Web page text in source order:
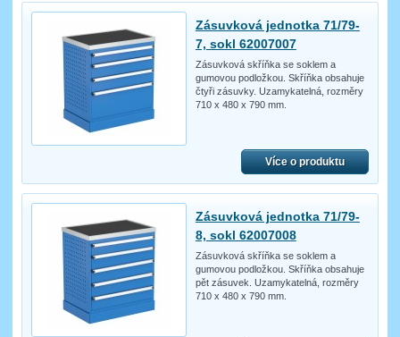
Zásuvková jednotka 71/79-
7, sokl 62007007
Zásuvková skříňka se soklem a
gumovou podložkou. Skříňka obsahuje
čtyři zásuvky. Uzamykatelná, rozměry
710 x 480 x 790 mm.
Více o produktu
Zásuvková jednotka 71/79-
8, sokl 62007008
Zásuvková skříňka se soklem a
gumovou podložkou. Skříňka obsahuje
pět zásuvek. Uzamykatelná, rozměry
710 x 480 x 790 mm.